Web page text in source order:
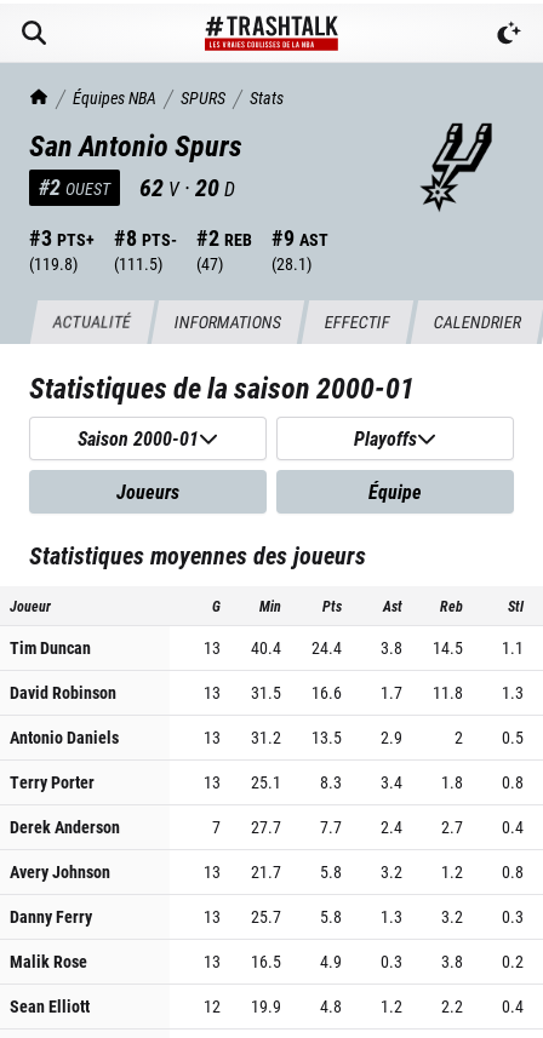
TrashTalk Actu NBA
Équipes NBA SPURS Stats
San Antonio Spurs
#2 OUEST 62 V ·20D
#3 PTS+
(119.8)
#8 PTS-
(111.5)
#2 REB
(47)
#9 AST
(28.1)
ACTUALITÉ INFORMATIONS EFFECTIF CALENDRIER
Statistiques de la saison2000-01
Saison 2000-01 Playoffs
Joueurs Équipe
Statistiques moyennes des joueurs
Joueur G Min Pts Ast Reb Stl
Tim Duncan 13 40.4 24.4 3.8 14.5
1.1
David Robinson
13 31.5 16.6 1.7 11.8
1.3
Antonio Daniels
13 31.2 13.5 2.9 2
0.5
Terry Porter
13 25.1 8.3 3.4 1.8
0.8
Derek Anderson
7 27.7 7.7 2.4 2.7
0.4
Avery Johnson
13 21.7 5.8 3.2 1.2
0.8
Danny Ferry
13 25.7 5.8 1.3 3.2
0.3
Malik Rose
13 16.5 4.9 0.3 3.8
0.2
Sean Elliott
12 19.9 4.8 1.2 2.2
0.4